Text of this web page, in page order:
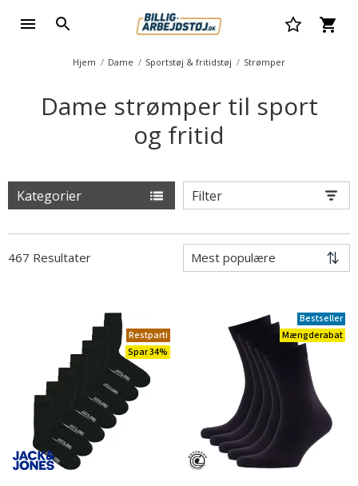
Hjem Dame Sportstøj & fritidstøj Strømper
Dame strømper til sport
og fritid
Kategorier Filter
467 Resultater
Restparti
Spar 34%
Bestseller
Mængderabat